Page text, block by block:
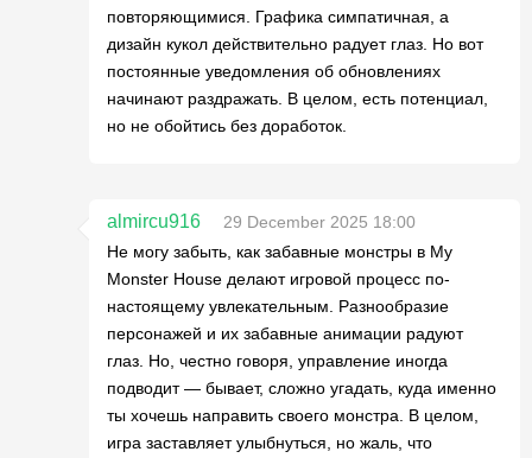
повторяющимися. Графика симпатичная, а
дизайн кукол действительно радует глаз. Но вот
постоянные уведомления об обновлениях
начинают раздражать. В целом, есть потенциал,
но не обойтись без доработок.
almircu916
29 December 2025 18:00
Не могу забыть, как забавные монстры в My
Monster House делают игровой процесс по-
настоящему увлекательным. Разнообразие
персонажей и их забавные анимации радуют
глаз. Но, честно говоря, управление иногда
подводит — бывает, сложно угадать, куда именно
ты хочешь направить своего монстра. В целом,
игра заставляет улыбнуться, но жаль, что